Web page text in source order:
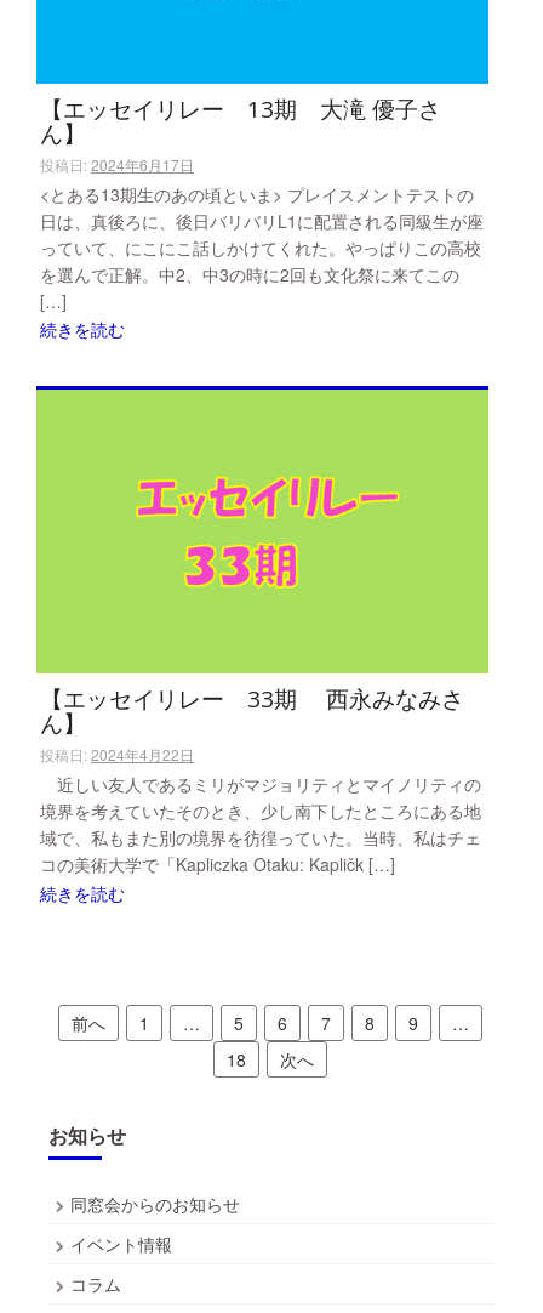
【エッセイリレー 13期 大滝 優子さ
ん】
投稿日:2024年6月17日
<とある13期生のあの頃といま> プレイスメントテストの
日は、真後ろに、後日バリバリL1に配置される同級生が座
っていて、にこにこ話しかけてくれた。やっぱりこの高校
を選んで正解。中2、中3の時に2回も文化祭に来てこの
[…]
続きを読む
【エッセイリレー 33期 西永みなみさ
ん】
投稿日:2024年4月22日
近しい友人であるミリがマジョリティとマイノリティの
境界を考えていたそのとき、少し南下したところにある地
域で、私もまた別の境界を彷徨っていた。当時、私はチェ
コの美術大学で「Kapliczka Otaku: Kapličk […]
続きを読む
投
ペ
ジ
送
前へ 1 … 5 6 7 8 9
…
18
次へ
お知らせ
同窓会からのお知らせ
イベント情報
コラム